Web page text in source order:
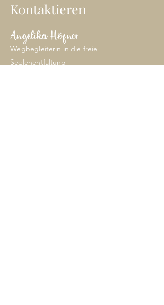
Kontaktieren
Angelika Höfner
Wegbegleiterin in die freie
Seelenentfaltung